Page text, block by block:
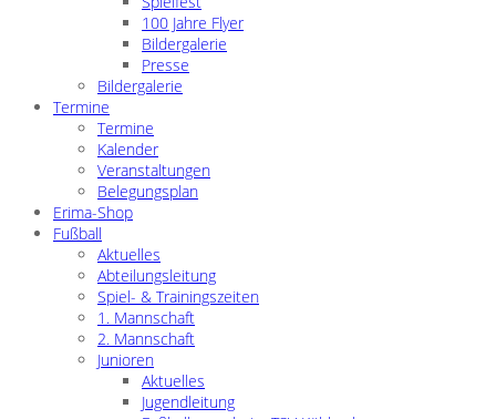
100 Jahre Flyer
Bildergalerie
Presse
Bildergalerie
Termine
Termine
Kalender
Veranstaltungen
Belegungsplan
Erima-Shop
Fußball
Aktuelles
Abteilungsleitung
Spiel- & Trainingszeiten
1. Mannschaft
2. Mannschaft
Junioren
Aktuelles
Jugendleitung